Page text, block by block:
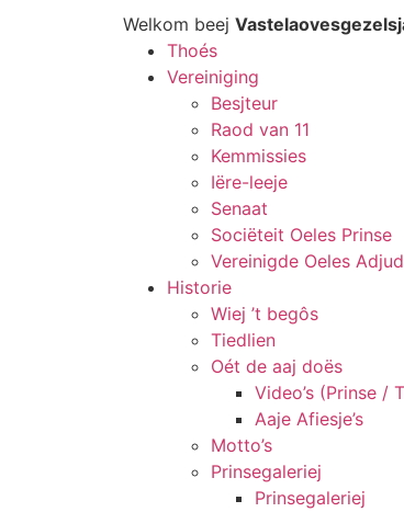
Welkom beej
Thoés
Vereiniging
Besjteur
Raod van 11
Kemmissies
Iëre-leeje
Senaat
Sociëteit Oeles Prinse
Vereinigde Oeles
Historie
Wiej ’t begôs
Tiedlien
Oét de aaj doës
Video’s (Prinse /
Aaje Afiesje’s
Motto’s
Prinsegaleriej
Prinsegaleriej